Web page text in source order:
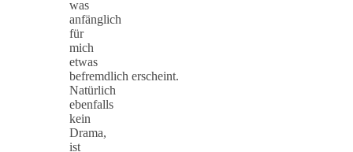
was
anfänglich
für
mich
etwas
befremdlich erscheint.
Natürlich
ebenfalls
kein
Drama,
ist